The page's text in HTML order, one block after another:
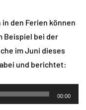
den Ferien können
Beispiel bei der
im Juni dieses
und berichtet:
00:00